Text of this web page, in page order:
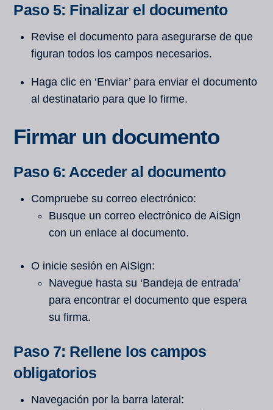
Paso 5: Finalizar el documento
Revise el documento para asegurarse de que
figuran todos los campos necesarios.
Haga clic en ‘Enviar’ para enviar el documento
al destinatario para que lo firme.
Firmar un documento
Paso 6: Acceder al documento
Compruebe su correo electrónico:
Busque un correo electrónico de AiSign
con un enlace al documento.
O inicie sesión en AiSign:
Navegue hasta su ‘Bandeja de entrada’
para encontrar el documento que espera
su firma.
Paso 7: Rellene los campos
obligatorios
Navegación por la barra lateral: